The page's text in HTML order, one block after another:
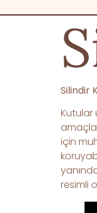
Silindir
Kutular
için
resimli